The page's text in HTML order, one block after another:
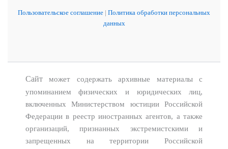
Пользовательское соглашение | Политика обработки персональных
данных
Сайтможет содержать архивные материалы с
упоминанием физических и юридических лиц,
включенных Министерством юстиции Российской
Федерации в реестр иностранных агентов, а также
организаций, признанных экстремистскими и
запрещенных на территории Российской